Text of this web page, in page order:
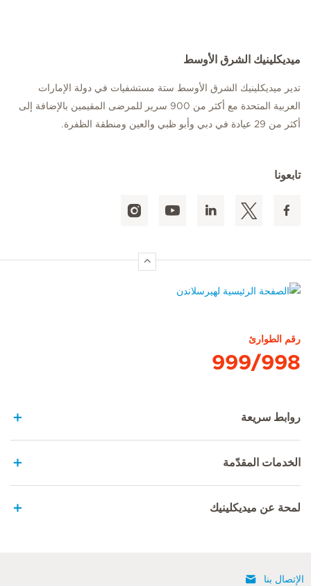
ميديكلينيك الشرق الأوسط
تدير ميديكلينيك الشرق الأوسط ستة مستشفيات في دولة الإمارات
العربية المتحدة مع أكثر من 900 سرير للمرضى المقيمين بالإضافة إلى
أكثر من 29 عيادة في دبي وأبو ظبي والعين ومنطقة الظفرة.
تابعونا
رقم الطوارئ
999/998
روابط سريعة
الخدمات المقدّمة
لمحة عن ميديكلينيك
الإتصال بنا